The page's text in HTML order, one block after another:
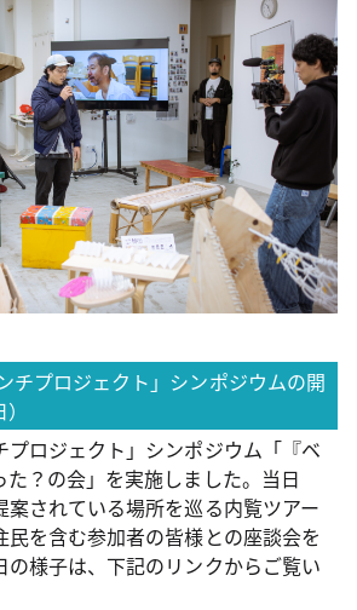
プロジェクト」シンポジウムの開
プロジェクト」シンポジウム「『ベ
た？の会」を実施しました。当日
案されている場所を巡る内覧ツアー
民を含む参加者の皆様との座談会を
の様子は、下記のリンクからご覧い